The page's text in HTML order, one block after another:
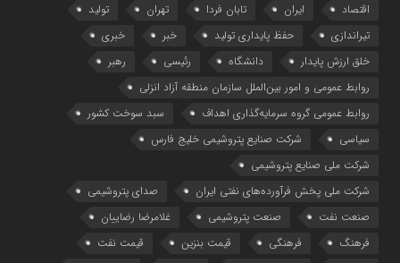
اقتصاد
ایران تابان فردا تهران
تولید
تیراندازی
حفظ پایداری تولید خبر
خبری
خلق ارزش پایدار
دانشگاه رئیسی
رهبر
روابط عمومی و امور بین‌الملل سازمان منطقه آزاد انزلی
روابط عمومی گروه سرمایه‌گذاری اهداف
سبد سوخت کشور
سیاسی
شرکت صنایع پتروشیمی خلیج فارس
شرکت ملی صنایع پتروشیمی
شرکت ملی پخش فرآورده‌های نفتی ایران
صدای پتروشیمی
صنعت نفت
صنعت پتروشیمی
غلامرضا رضاییان
فرهنگ
فرهنگی قیمت بنزین
قیمت نفت